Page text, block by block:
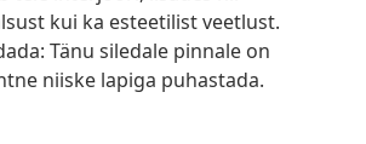
kui ka esteetilist veetlust.
Tänu siledale pinnale on
niiske lapiga puhastada.